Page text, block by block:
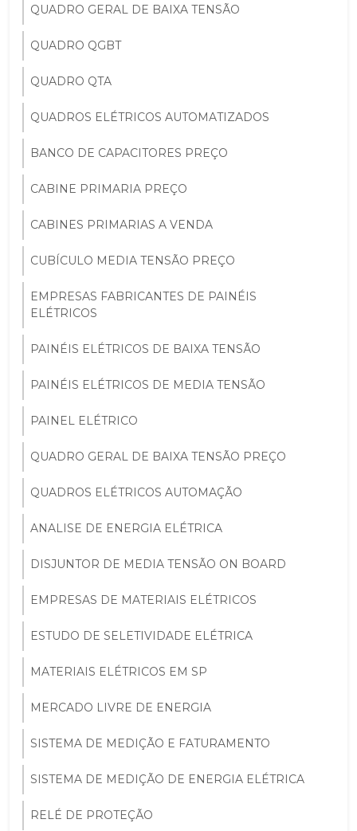
QUADRO GERAL DE BAIXA TENSÃO
QUADRO QGBT
QUADRO QTA
QUADROS ELÉTRICOS AUTOMATIZADOS
BANCO DE CAPACITORES PREÇO
CABINE PRIMARIA PREÇO
CABINES PRIMARIAS A VENDA
CUBÍCULO MEDIA TENSÃO PREÇO
EMPRESAS FABRICANTES DE PAINÉIS
ELÉTRICOS
PAINÉIS ELÉTRICOS DE BAIXA TENSÃO
PAINÉIS ELÉTRICOS DE MEDIA TENSÃO
PAINEL ELÉTRICO
QUADRO GERAL DE BAIXA TENSÃO PREÇO
QUADROS ELÉTRICOS AUTOMAÇÃO
ANALISE DE ENERGIA ELÉTRICA
DISJUNTOR DE MEDIA TENSÃO ON BOARD
EMPRESAS DE MATERIAIS ELÉTRICOS
ESTUDO DE SELETIVIDADE ELÉTRICA
MATERIAIS ELÉTRICOS EM SP
MERCADO LIVRE DE ENERGIA
SISTEMA DE MEDIÇÃO E FATURAMENTO
SISTEMA DE MEDIÇÃO DE ENERGIA ELÉTRICA
RELÉ DE PROTEÇÃO